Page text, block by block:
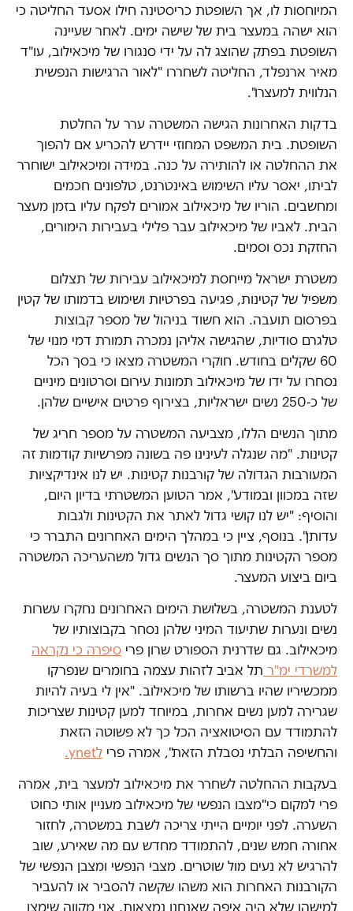
המיוחסות לו, אך השופטת כריסטינה חילו אסעד החליטה כי
הוא ישהה במעצר בית של שישה ימים. לאחר שעיינה
השופטת בפתק שהוצג לה על ידי סנגורו של מיכאילוב, עו"ד
מאיר ארנפלד, החליטה לשחררו "לאור הרגישות הנפשית
הנלווית למעצרו".
בדקות האחרונות הגישה המשטרה ערר על החלטת
השופטת. בית המשפט המחוזי יידרש להכריע אם להפוך
את ההחלטה או להותירה על כנה. במידה ומיכאילוב ישוחרר
לביתו, יאסר עליו השימוש באינטרנט, טלפונים חכמים
ומחשבים. הוריו של מיכאילוב אמורים לפקח עליו בזמן מעצר
הבית. לאביו של מיכאילוב עבר פלילי בעבירות הימורים,
החזקת נכס וסמים.
משטרת ישראל מייחסת למיכאילוב עבירות של תצלום
משפיל של קטינות, פגיעה בפרטיות ושימוש בדמותו של קטין
בפרסום תועבה. הוא חשוד בניהול של מספר קבוצות
טלגרם סודיות, שהגישה אליהן נמכרה תמורת דמי מנוי של
60 שקלים בחודש. חוקרי המשטרה מצאו כי בסך הכל
נסחרו על ידו של מיכאילוב תמונות עירום וסרטונים מיניים
של כ-250 נשים ישראליות, בצירוף פרטים אישיים שלהן.
מתוך הנשים הללו, מצביעה המשטרה על מספר חריג של
קטינות. "מה שנגלה לעינינו פה בשונה מפרשיות קודמות זה
המעורבות הגדולה של קורבנות קטינות. יש לנו אינדיקציות
שזה במכוון ובמודע", אמר הטוען המשטרתי בדיון היום,
והוסיף: "יש לנו קושי גדול לאתר את הקטינות ולגבות
עדותן". בנוסף, ציין כי במהלך הימים האחרונים התברר כי
מספר הקטינות מתוך סך הנשים גדול משהעריכה המשטרה
ביום ביצוע המעצר.
לטענת המשטרה, בשלושת הימים האחרונים נחקרו עשרות
נשים ונערות שתיעוד המיני שלהן נסחר בקבוצותיו של
מיכאילוב. גם שדרנית הספורט שרון פרי סיפרה כי נקראה
למשרדי ימ"ר תל אביב לזהות עצמה בחומרים שנפרקו
ממכשיריו שהיו ברשותו של מיכאילוב. "אין לי בעיה להיות
שגרירה למען נשים אחרות, במיוחד למען קטינות שצריכות
להתמודד עם הסיטואציה הכל כך לא פשוטה הזאת
והחשיפה הבלתי נסבלת הזאת", אמרה פרי לynet.
בעקבות ההחלטה לשחרר את מיכאילוב למעצר בית, אמרה
פרי למקום כי"מצבו הנפשי של מיכאילוב מעניין אותי כחוט
השערה. לפני יומיים הייתי צריכה לשבת במשטרה, לחזור
אחורה חמש שנים, להתמודד מחדש עם מה שאירע, שוב
להרגיש לא נעים מול שוטרים. מצבי הנפשי ומצבן הנפשי של
הקורבנות האחרות הוא משהו שקשה להסביר או להעביר
למישהו שלא היה איפה שאנחנו נמצאות. אני מקווה שימצו